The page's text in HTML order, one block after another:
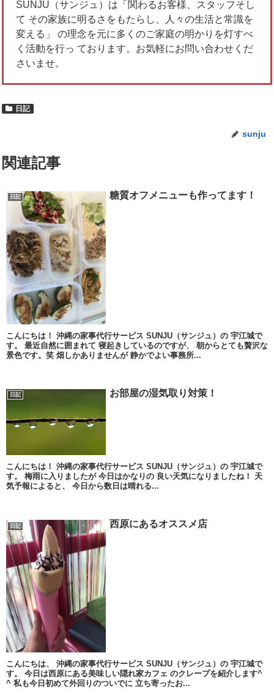
SUNJU（サンジュ）は「関わるお客様、スタッフそし
て その家族に明るさをもたらし、人々の生活と常識を
変える」 の理念を元に多くのご家庭の明かりを灯すべ
く活動を行っ ております。お気軽にお問い合わせくだ
さいませ。
日記
sunju
関連記事
日記 糖質オフメニューも作ってます！
こんにちは！ 沖縄の家事代行サービス SUNJU（サンジュ）の 宇江城で
す。 最近自然に囲まれて 寝起きしているのですが、 朝からとても贅沢な
景色です。笑 畑しかありませんが 静かでよい事務所...
日記 お部屋の湿気取り対策！
こんにちは！ 沖縄の家事代行サービス SUNJU（サンジュ）の 宇江城で
す。 梅雨に入りましたが 今日はかなりの 良い天気になりましたね！ 天
気予報によると、 今日から数日は晴れる...
日記 西原にあるオススメ店
こんにちは、 沖縄の家事代行サービス SUNJU（サンジュ）の 宇江城で
す。 今日は西原にある美味しい隠れ家カフェ のクレープを紹介します^
^ 私も今日初めて外回りのついでに 立ち寄ったお...